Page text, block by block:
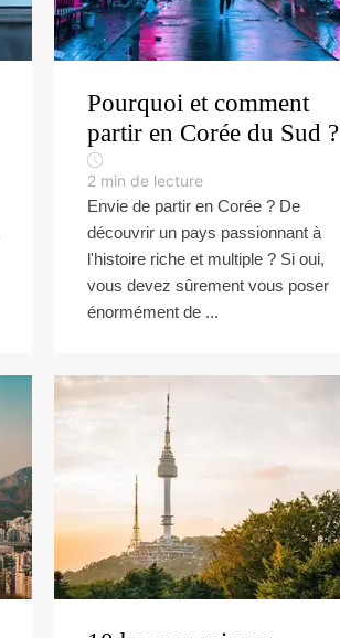
Pourquoi et comment
partir en Corée du Sud ?
2 min de lecture
Envie de partir en Corée ? De
découvrir un pays passionnant à
l'histoire riche et multiple ? Si oui,
vous devez sûrement vous poser
énormément de ...